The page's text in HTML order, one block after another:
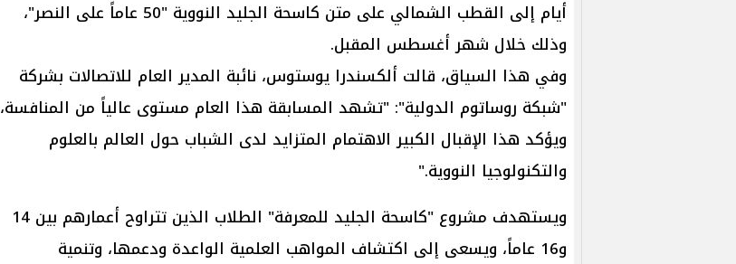
أيام إلى القطب الشمالي على متن كاسحة الجليد النووية "50 عاماً على النصر"،
وذلك خلال شهر أغسطس المقبل.
وفي هذا السياق، قالت ألكسندرا يوستوس، نائبة المدير العام للاتصالات بشركة
"شبكة روساتوم الدولية": "تشهد المسابقة هذا العام مستوى عالياً من المنافسة،
ويؤكد هذا الإقبال الكبير الاهتمام المتزايد لدى الشباب حول العالم بالعلوم
والتكنولوجيا النووية."
ويستهدف مشروع "كاسحة الجليد للمعرفة" الطلاب الذين تتراوح أعمارهم بين 14
و16 عاماً، ويسعى إلى اكتشاف المواهب العلمية الواعدة ودعمها، وتنمية